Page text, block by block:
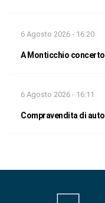
6 Agosto 2026 - 16:20
A Monticchio
6 Agosto 2026 - 16:11
Compravendita di